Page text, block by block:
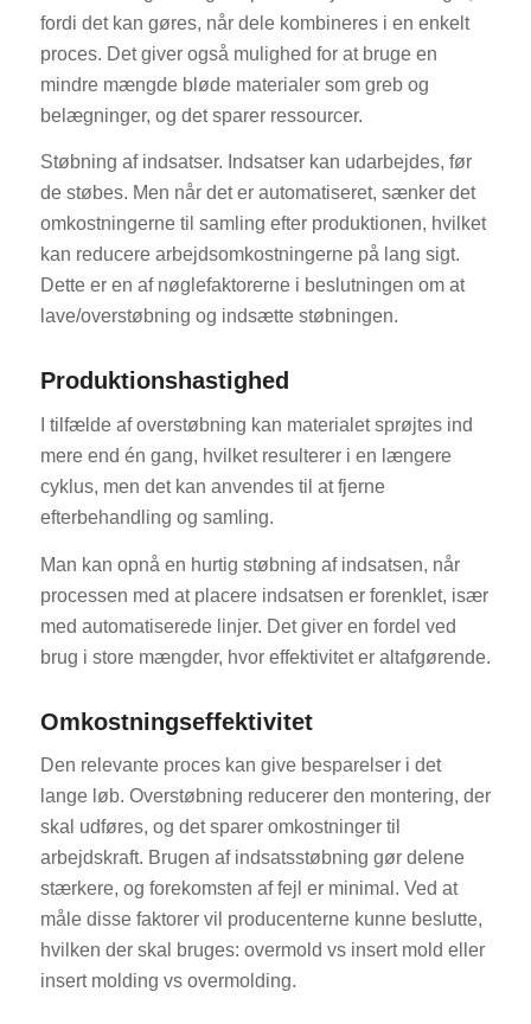
fordi det kan gøres, når dele kombineres i en enkelt
proces. Det giver også mulighed for at bruge en
mindre mængde bløde materialer som greb og
belægninger, og det sparer ressourcer.
Støbning af indsatser. Indsatser kan udarbejdes, før
de støbes. Men når det er automatiseret, sænker det
omkostningerne til samling efter produktionen, hvilket
kan reducere arbejdsomkostningerne på lang sigt.
Dette er en af nøglefaktorerne i beslutningen om at
lave/overstøbning og indsætte støbningen.
Produktionshastighed
I tilfælde af overstøbning kan materialet sprøjtes ind
mere end én gang, hvilket resulterer i en længere
cyklus, men det kan anvendes til at fjerne
efterbehandling og samling.
Man kan opnå en hurtig støbning af indsatsen, når
processen med at placere indsatsen er forenklet, især
med automatiserede linjer. Det giver en fordel ved
brug i store mængder, hvor effektivitet er altafgørende.
Omkostningseffektivitet
Den relevante proces kan give besparelser i det
lange løb. Overstøbning reducerer den montering, der
skal udføres, og det sparer omkostninger til
arbejdskraft. Brugen af indsatsstøbning gør delene
stærkere, og forekomsten af fejl er minimal. Ved at
måle disse faktorer vil producenterne kunne beslutte,
hvilken der skal bruges: overmold vs insert mold eller
insert molding vs overmolding.